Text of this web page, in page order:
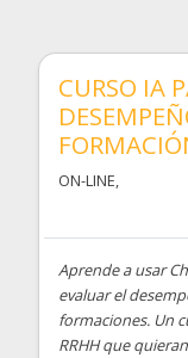
CURSO IA
ON-LINE,
Aprende a usar
evaluar el
formaciones. Un
RRHH que